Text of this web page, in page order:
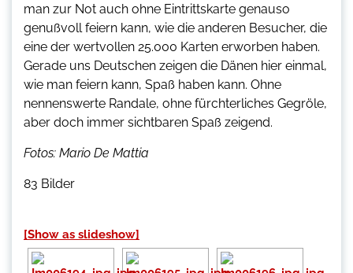
man zur Not auch ohne Eintrittskarte genauso
genußvoll feiern kann, wie die anderen Besucher, die
eine der wertvollen 25.000 Karten erworben haben.
Gerade uns Deutschen zeigen die Dänen hier einmal,
wie man feiern kann, Spaß haben kann. Ohne
nennenswerte Randale, ohne fürchterliches Gegröle,
aber doch immer sichtbaren Spaß zeigend.
Fotos: Mario De Mattia
83 Bilder
[Show as slideshow]